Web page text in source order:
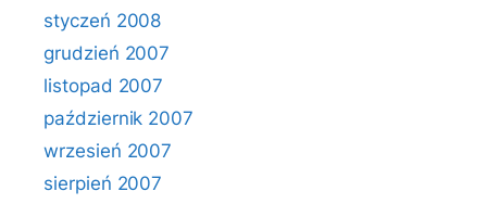
styczeń 2008
grudzień 2007
listopad 2007
październik 2007
wrzesień 2007
sierpień 2007